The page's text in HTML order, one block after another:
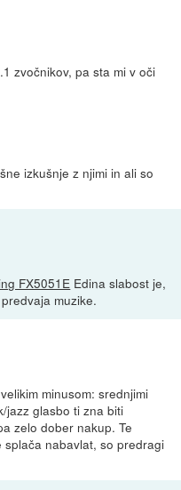
zvočnikov, pa sta mi v oči
izkušnje z njimi in ali so
FX5051E Edina slabost je,
muzike.
minusom: srednjimi
jazz glasbo ti zna biti
zelo dober nakup. Te
nabavlat, so predragi